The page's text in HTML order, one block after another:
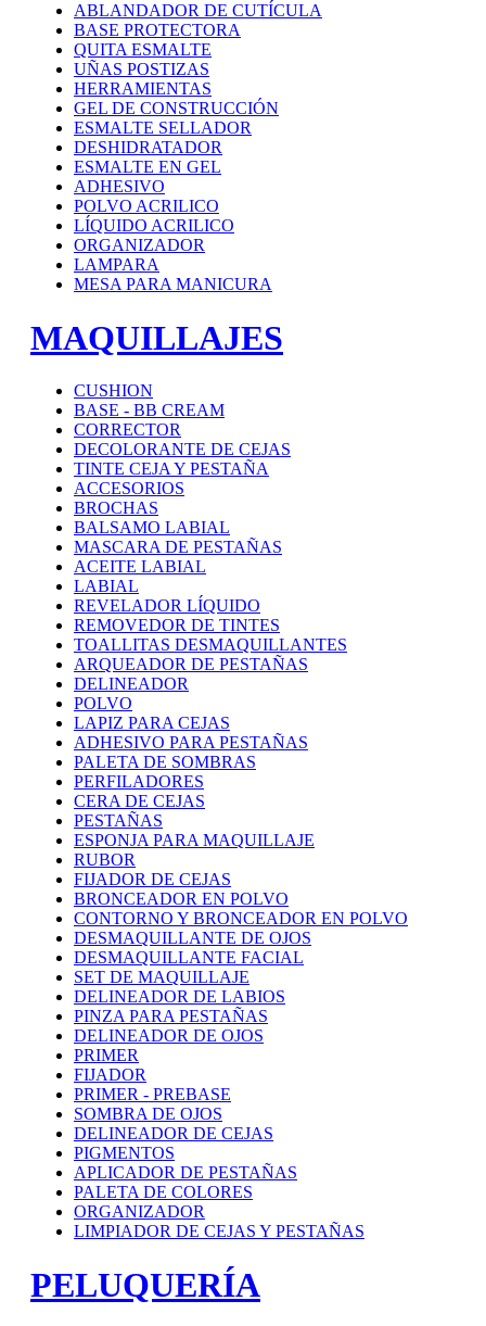
ABLANDADOR DE CUTÍCULA
BASE PROTECTORA
QUITA ESMALTE
UÑAS POSTIZAS
HERRAMIENTAS
GEL DE CONSTRUCCIÓN
ESMALTE SELLADOR
DESHIDRATADOR
ESMALTE EN GEL
ADHESIVO
POLVO ACRILICO
LÍQUIDO ACRILICO
ORGANIZADOR
LAMPARA
MESA PARA MANICURA
MAQUILLAJES
CUSHION
BASE - BB CREAM
CORRECTOR
DECOLORANTE DE CEJAS
TINTE CEJA Y PESTAÑA
ACCESORIOS
BROCHAS
BALSAMO LABIAL
MASCARA DE PESTAÑAS
ACEITE LABIAL
LABIAL
REVELADOR LÍQUIDO
REMOVEDOR DE TINTES
TOALLITAS DESMAQUILLANTES
ARQUEADOR DE PESTAÑAS
DELINEADOR
POLVO
LAPIZ PARA CEJAS
ADHESIVO PARA PESTAÑAS
PALETA DE SOMBRAS
PERFILADORES
CERA DE CEJAS
PESTAÑAS
ESPONJA PARA MAQUILLAJE
RUBOR
FIJADOR DE CEJAS
BRONCEADOR EN POLVO
CONTORNO Y BRONCEADOR EN POLVO
DESMAQUILLANTE DE OJOS
DESMAQUILLANTE FACIAL
SET DE MAQUILLAJE
DELINEADOR DE LABIOS
PINZA PARA PESTAÑAS
DELINEADOR DE OJOS
PRIMER
FIJADOR
PRIMER - PREBASE
SOMBRA DE OJOS
DELINEADOR DE CEJAS
PIGMENTOS
APLICADOR DE PESTAÑAS
PALETA DE COLORES
ORGANIZADOR
LIMPIADOR DE CEJAS Y PESTAÑAS
PELUQUERÍA